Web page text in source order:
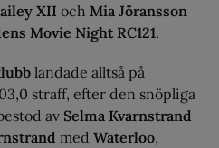
XII och Mia Jöransson
Movie Night RC121.
landade alltså på
straff, efter den snöpliga
av Selma Kvarnstrand
med Waterloo,